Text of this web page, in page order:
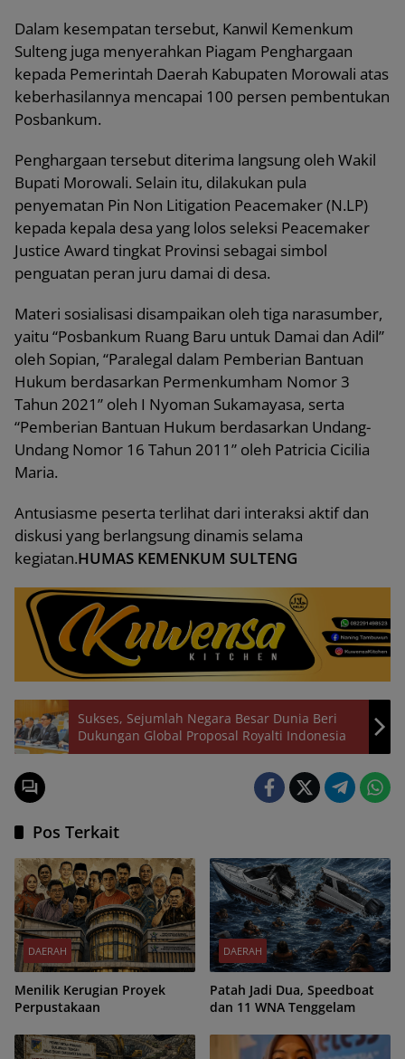
Dalam kesempatan tersebut, Kanwil Kemenkum
Sulteng juga menyerahkan Piagam Penghargaan
kepada Pemerintah Daerah Kabupaten Morowali atas
keberhasilannya mencapai 100 persen pembentukan
Posbankum.
Penghargaan tersebut diterima langsung oleh Wakil
Bupati Morowali. Selain itu, dilakukan pula
penyematan Pin Non Litigation Peacemaker (N.LP)
kepada kepala desa yang lolos seleksi Peacemaker
Justice Award tingkat Provinsi sebagai simbol
penguatan peran juru damai di desa.
Materi sosialisasi disampaikan oleh tiga narasumber,
yaitu “Posbankum Ruang Baru untuk Damai dan Adil”
oleh Sopian, “Paralegal dalam Pemberian Bantuan
Hukum berdasarkan Permenkumham Nomor 3
Tahun 2021” oleh I Nyoman Sukamayasa, serta
“Pemberian Bantuan Hukum berdasarkan Undang-
Undang Nomor 16 Tahun 2011” oleh Patricia Cicilia
Maria.
Antusiasme peserta terlihat dari interaksi aktif dan
diskusi yang berlangsung dinamis selama
kegiatan.HUMAS KEMENKUM SULTENG
Sukses, Sejumlah Negara Besar Dunia Beri
Dukungan Global Proposal Royalti Indonesia
Pos Terkait
DAERAH
Menilik Kerugian Proyek
Perpustakaan
DAERAH
Patah Jadi Dua, Speedboat
dan 11 WNA Tenggelam